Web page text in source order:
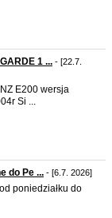
1 ... - [22.7.
E200 wersja
Si ...
do Pe ... - [6.7. 2026]
poniedziałku do